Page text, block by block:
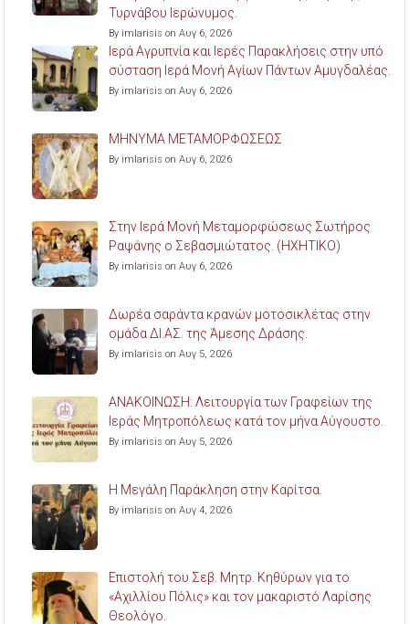
Τυρνάβου Ιερώνυμος.
By imlarisis on Αυγ 6, 2026
Ιερά Αγρυπνία και Ιερές Παρακλήσεις στην υπό
σύσταση Ιερά Μονή Αγίων Πάντων Αμυγδαλέας.
By imlarisis on Αυγ 6, 2026
ΜΗΝΥΜΑ ΜΕΤΑΜΟΡΦΩΣΕΩΣ
By imlarisis on Αυγ 6, 2026
Στην Ιερά Μονή Μεταμορφώσεως Σωτήρος
Ραψάνης ο Σεβασμιώτατος. (ΗΧΗΤΙΚΟ)
By imlarisis on Αυγ 6, 2026
Δωρέα σαράντα κρανών μοτοσικλέτας στην
ομάδα ΔΙ.ΑΣ. της Άμεσης Δράσης.
By imlarisis on Αυγ 5, 2026
ΑΝΑΚΟΙΝΩΣΗ: Λειτουργία των Γραφείων της
Ιεράς Μητροπόλεως κατά τον μήνα Αύγουστο.
By imlarisis on Αυγ 5, 2026
Η Μεγάλη Παράκληση στην Καρίτσα.
By imlarisis on Αυγ 4, 2026
Επιστολή του Σεβ. Μητρ. Κηθύρων για το
«Αχιλλίου Πόλις» και τον μακαριστό Λαρίσης
Θεολόγο.